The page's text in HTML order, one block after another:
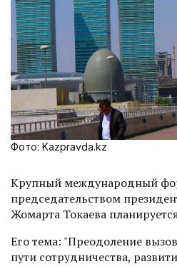
Фото: Kazpravda.kz
Крупный международный
председательством
Жомарта Токаева
Его тема: "Преодоление
пути сотрудничества,